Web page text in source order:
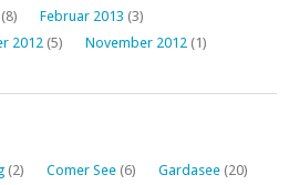
(8) Februar 2013 (3)
2012 (5) November 2012 (1)
(2) Comer See (6) Gardasee (20)